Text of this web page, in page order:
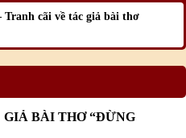
Tranh cãi về tác giả bài thơ
BÀI THƠ “ĐỪNG